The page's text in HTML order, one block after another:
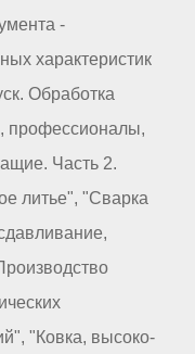
-
характеристик
Обработка
профессионалы,
Часть 2.
литье", "Сварка
"Ковка, высоко-